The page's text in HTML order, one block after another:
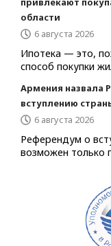
области
6 августа 2026
Ипотека — это,
способ покупки
Армения назвала
вступлению
6 августа 2026
Референдум о
возможен только